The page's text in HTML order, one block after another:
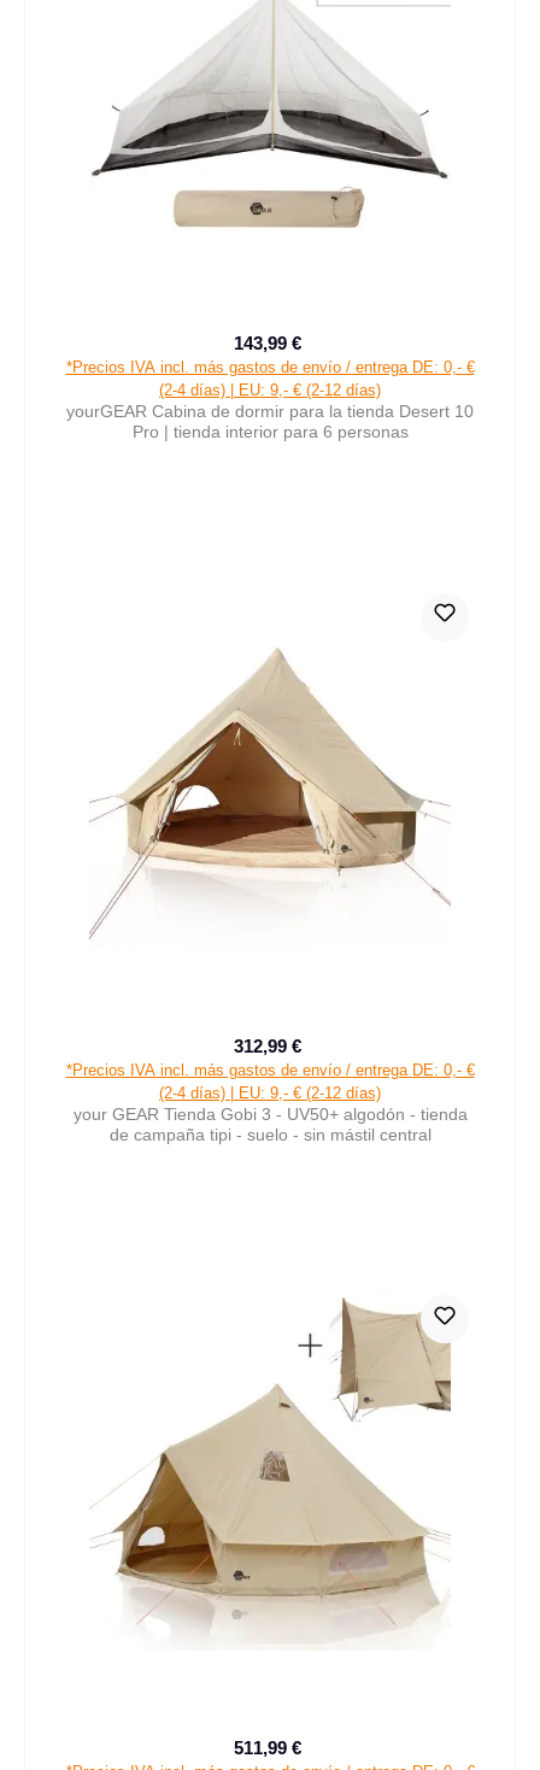
Precio de venta:
143,99 €
*Precios IVA incl. más gastos de envío / entrega DE: 0,- €
(2-4 días) | EU: 9,- € (2-12 días)
yourGEAR Cabina de dormir para la tienda Desert 10
Pro | tienda interior para 6 personas
Precio de venta:
312,99 €
*Precios IVA incl. más gastos de envío / entrega DE: 0,- €
(2-4 días) | EU: 9,- € (2-12 días)
your GEAR Tienda Gobi 3 - UV50+ algodón - tienda
de campaña tipi - suelo - sin mástil central
Precio de venta:
511,99 €